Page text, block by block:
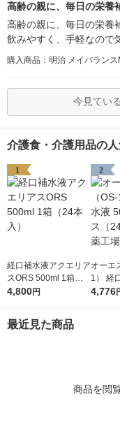
高齢の親に、毎日の栄
高齢の親に、毎日の栄養
飲みやすく、手軽なので
購入商品：明治 メイバラン
今見てい
介護食・介護用品の
1
経口補水液アクエリア
スORS 500ml 1箱（2
4本入）
4,800円
2
オーエ
1） 経
L 1ケー
4,776
最近見た商品
商品を閲